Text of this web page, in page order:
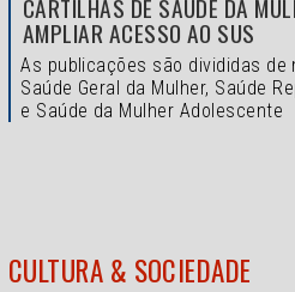
CARTILHAS DE SAÚDE DA
AMPLIAR ACESSO AO SUS
As publicações são divididas
Saúde Geral da Mulher, Saúde
e Saúde da Mulher Adolescente
CULTURA & SOCIEDADE